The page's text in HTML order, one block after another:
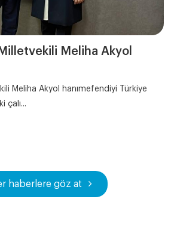
Meliha Akyol
Meliha Akyol hanımefendiyi Türkiye
çalı...
haberlere göz at